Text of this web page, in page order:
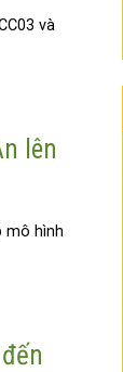
và
lên
mô hình